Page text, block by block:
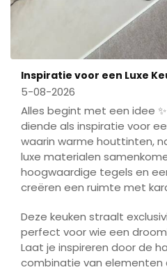
Inspiratie voor een Luxe
5-08-2026
Alles begint met een idee
diende als inspiratie voor
waarin warme houttinten,
luxe materialen
hoogwaardige tegels en
creëren een ruimte met
Deze keuken straalt
perfect voor wie een
Laat je inspireren door de
combinatie van elementen